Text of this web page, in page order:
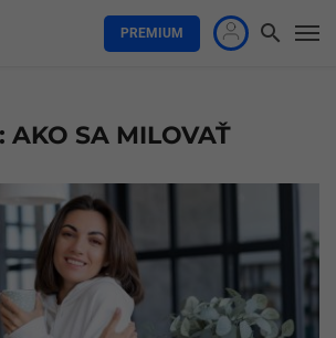
PREMIUM
AKO SA MILOVAŤ